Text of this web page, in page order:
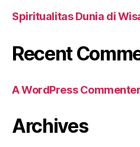
Spiritualitas Dunia di
Recent
A WordPress Commenter
Archives